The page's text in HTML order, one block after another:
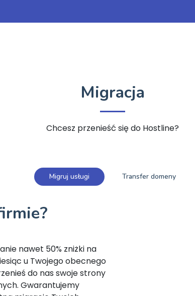
Migracja
Chcesz przenieść się do Hostline?
Migruj usługi Transfer domeny
nawet 50% zniżki na
u Twojego obecnego
do nas swoje strony
Gwarantujemy